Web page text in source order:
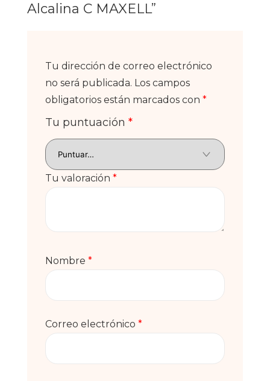
Alcalina C MAXELL”
Tu dirección de correo electrónico
no será publicada. Los campos
obligatorios están marcados con *
Tu puntuación *
Tu valoración *
Nombre *
Correo electrónico *